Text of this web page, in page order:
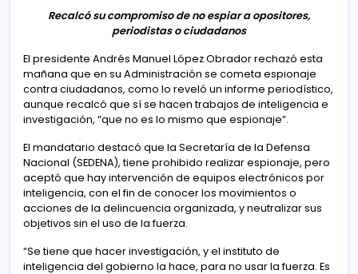
Recalcó su compromiso de no espiar a opositores,
periodistas o ciudadanos
El presidente Andrés Manuel López Obrador rechazó esta
mañana que en su Administración se cometa espionaje
contra ciudadanos, como lo reveló un informe periodístico,
aunque recalcó que sí se hacen trabajos de inteligencia e
investigación, “que no es lo mismo que espionaje”.
El mandatario destacó que la Secretaría de la Defensa
Nacional (SEDENA), tiene prohibido realizar espionaje, pero
aceptó que hay intervención de equipos electrónicos por
inteligencia, con el fin de conocer los movimientos o
acciones de la delincuencia organizada, y neutralizar sus
objetivos sin el uso de la fuerza.
“Se tiene que hacer investigación, y el instituto de
inteligencia del gobierno la hace, para no usar la fuerza. Es